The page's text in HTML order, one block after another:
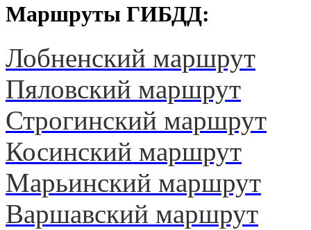
Маршруты ГИБДД:
Лобненский маршрут
Пяловский маршрут
Строгинский маршрут
Косинский маршрут
Марьинский маршрут
Варшавский маршрут